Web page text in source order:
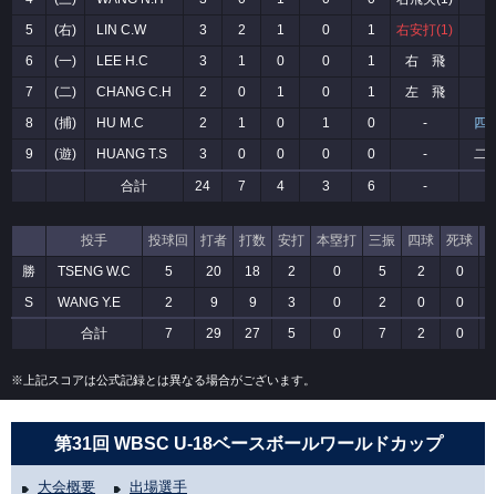
5
(右) LIN C.W 3 2 1 0 1 右安打(1)
6
(一) LEE H.C 3 1 0 0 1 右 飛
7
(二) CHANG C.H 2 0 1 0 1 左 飛
8
(捕) HU M.C 2 1 0 1 0 -
四
9
(遊) HUANG T.S 3 0 0 0 0 - 二
合計 24 7 4 3 6 -
投手 投球回 打者 打数 安打 本塁打 三振 四球 死球
勝
TSENG W.C 5 20 18 2 0 5 2 0
S
WANG Y.E 2 9 9 3 0 2 0 0
合計
7 29 27 5 0 7 2 0
※上記スコアは公式記録とは異なる場合がございます。
第31回 WBSC U-18ベースボールワールドカップ
大会概要 出場選手